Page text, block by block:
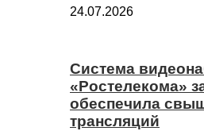
24.07.2026
Система
«Ростелекома»
обеспечила
трансляций